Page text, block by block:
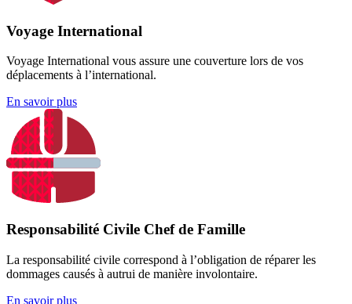
Voyage International
Voyage International vous assure une couverture lors de vos
déplacements à l’international.
En savoir plus
Responsabilité Civile Chef de Famille
La responsabilité civile correspond à l’obligation de réparer les
dommages causés à autrui de manière involontaire.
En savoir plus